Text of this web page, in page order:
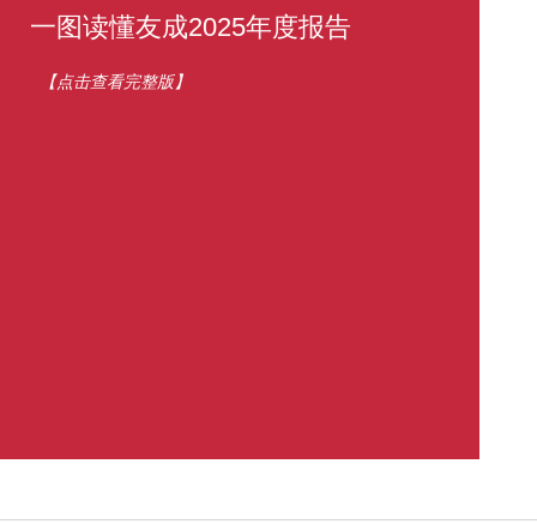
一图读懂友成2025年度报告
【点击查看完整版】